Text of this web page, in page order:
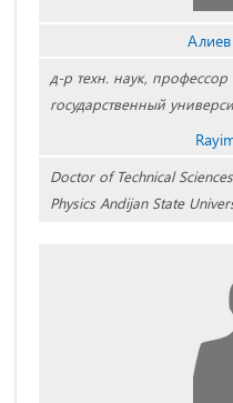
д-р техн. наук,
государственный
Doctor of Technical
Physics Andijan State